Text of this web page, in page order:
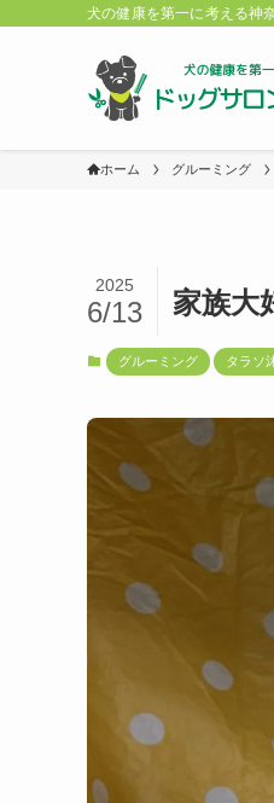
犬の健康を第一に考える神
ホーム グルーミング
家族
2025
6/13
グルーミング タラソ